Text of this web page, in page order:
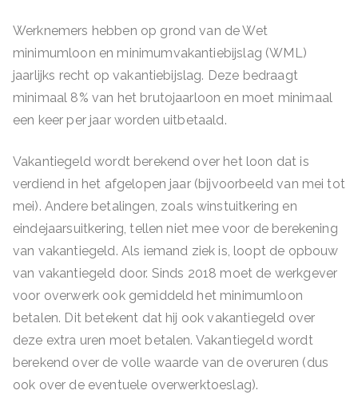
Werknemers hebben op grond van de Wet
minimumloon en minimumvakantiebijslag (WML)
jaarlijks recht op vakantiebijslag. Deze bedraagt
minimaal 8% van het brutojaarloon en moet minimaal
een keer per jaar worden uitbetaald.
Vakantiegeld wordt berekend over het loon dat is
verdiend in het afgelopen jaar (bijvoorbeeld van mei tot
mei). Andere betalingen, zoals winstuitkering en
eindejaarsuitkering, tellen niet mee voor de berekening
van vakantiegeld. Als iemand ziek is, loopt de opbouw
van vakantiegeld door. Sinds 2018 moet de werkgever
voor overwerk ook gemiddeld het minimumloon
betalen. Dit betekent dat hij ook vakantiegeld over
deze extra uren moet betalen. Vakantiegeld wordt
berekend over de volle waarde van de overuren (dus
ook over de eventuele overwerktoeslag).